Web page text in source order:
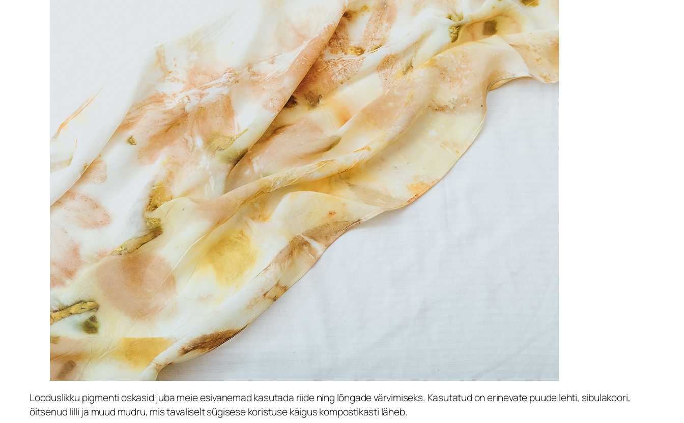
Looduslikku pigmenti oskasid juba meie esivanemad kasutada riide ning lõngade värvimiseks. Kasutatud on erinevate puude lehti, sibulakoori,
õitsenud lilli ja muud mudru, mis tavaliselt sügisese koristuse käigus kompostikasti läheb.